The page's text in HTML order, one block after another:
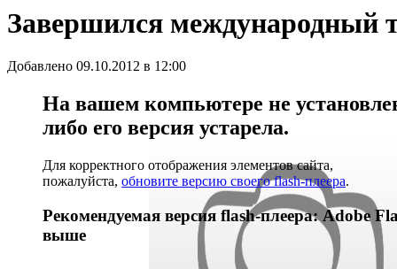
Завершился международный
Добавлено 09.10.2012 в 12:00
На вашем компьютере не
либо его версия устарела.
Для корректного отображения элементов сайта,
пожалуйста, обновите версию своего flash-плеера.
Рекомендуемая версия flash-плеера: Adobe
выше